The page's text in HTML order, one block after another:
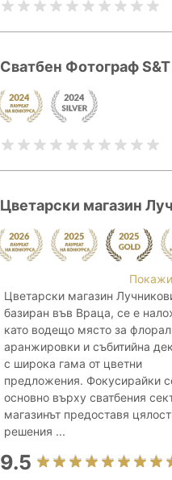
Сватбен Фотограф
Цветарски магазин
Цветарски магазин
базиран във Враца, се е
като водещо място за
аранжировки и събитийна
с широка гама от цветни
предложения. Фокусирайки
основно върху сватбения
магазинът предоставя
решения ...
9.5